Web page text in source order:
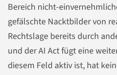
Bereich nicht-
gefälschte Nacktbilder von
Rechtslage bereits durch
und der AI Act fügt eine
diesem Feld aktiv ist, hat